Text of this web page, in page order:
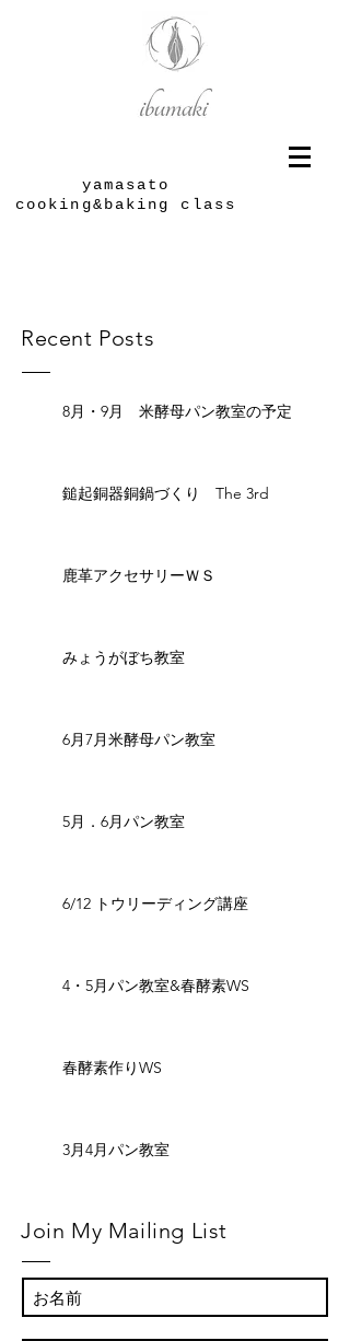
yamasato
cooking&baking class
Recent Posts
8月・9月 米酵母パン教室の予定
鎚起銅器銅鍋づくり The 3rd
鹿革アクセサリーＷＳ
みょうがぼち教室
6月7月米酵母パン教室
5月．6月パン教室
6/12 トウリーディング講座
4・5月パン教室&春酵素WS
春酵素作りWS
3月4月パン教室
Join My Mailing List